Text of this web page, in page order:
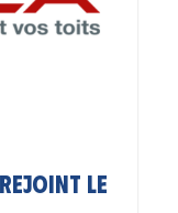
rejoint le